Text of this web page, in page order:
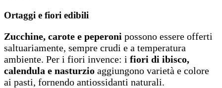
Ortaggi e fiori edibili
Zucchine, carote e peperoni possono essere offerti
saltuariamente, sempre crudi e a temperatura
ambiente. Per i fiori invence: i fiori di ibisco,
calendula e nasturzio aggiungono varietà e colore
ai pasti, fornendo antiossidanti naturali.